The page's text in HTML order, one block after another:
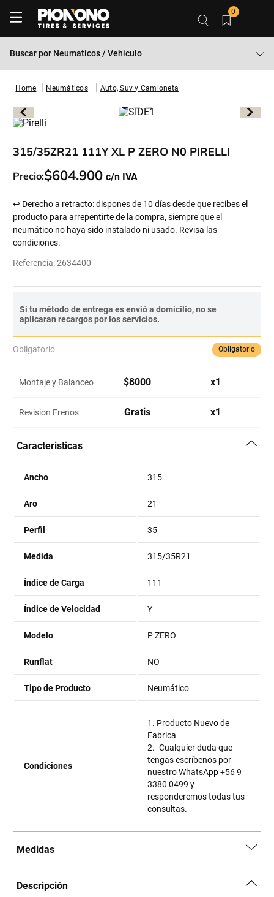
0
Buscar por Neumaticos / Vehiculo
Neumáticos Auto, Suv y Camioneta
315/35ZR21 111Y XL P ZERO N0 PIRELLI
Precio:$604.900
↩ Derecho a retracto: dispones de 10 días desde que recibes el
producto para arrepentirte de la compra, siempre que el
neumático no haya sido instalado ni usado. Revisa las
condiciones.
Referencia:2634400
Si tu método de entrega es envió a domicilio, no se
aplicaran recargos por los servicios.
Obligatorio Obligatorio
Montaje y Balanceo $8000 x1
Revision Frenos Gratis x1
Caracteristicas
Ancho 315
Aro 21
Perfil 35
Medida 315/35R21
Índice de Carga 111
Índice de Velocidad Y
Modelo P ZERO
Runflat NO
Tipo de Producto Neumático
Condiciones
1. Producto Nuevo de
Fabrica
2.- Cualquier duda que
tengas escríbenos por
nuestro WhatsApp +56 9
3380 0499 y
responderemos todas tus
consultas.
Medidas
Descripción